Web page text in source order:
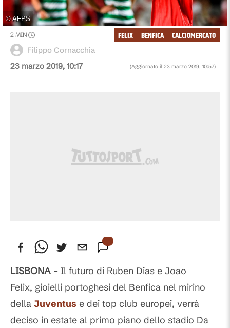
©AFPS
23 marzo 2019, 10:17 (Aggiornato il 23 marzo 2019, 10:57)
Filippo Cornacchia
2 MIN CALCIOMERCATO
BENFICA
FELIX
LISBONA - Il futuro di Ruben Dias e Joao
Felix, gioielli portoghesi del Benfica nel mirino
della Juventus e dei top club europei, verrà
deciso in estate al primo piano dello stadio Da